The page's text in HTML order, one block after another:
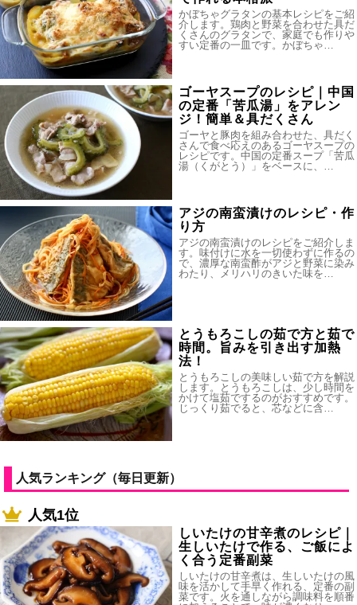
かぼちゃグラタンの基本レシピをご紹
介します。鶏肉と野菜を合わせた具だ
くさんのグラタンで、家庭でも作りや
すい定番の一皿です。かぼちゃ…
ゴーヤスープのレシピ｜中国
の定番「苦瓜湯」をアレン
ジ！簡単＆具だくさん
ゴーヤと豚肉を組み合わせた、具だく
さんで食べ応えのあるゴーヤスープの
レシピです。中国の定番スープ「苦瓜
湯（くがとう）」をベースに、…
アジの南蛮漬けのレシピ・作
り方
アジの南蛮漬けのレシピをご紹介しま
す。味付けに水を一切使わずに作るの
で、濃厚な南蛮酢がアジと野菜に染み
わたり、メリハリのきいた味を…
とうもろこしの茹で方と茹で
時間。旨みを引き出す加熱
法！
とうもろこしの美味しい茹で方を解説
します。とうもろこしは、少し時間を
かけて塩茹でするのがおすすめです。
じっくり茹でると、芯などに含…
人気ランキング（毎日更新）
人気1位
しいたけの甘辛煮のレシピ｜
生しいたけで作る、ご飯によ
く合う定番副菜
しいたけの甘辛煮は、生しいたけの風
味を活かして手早く作れる、定番の副
菜です。火を通しながら調味料を順番